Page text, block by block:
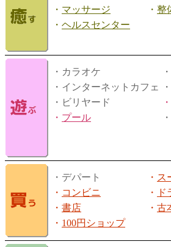
・ マッサージ ・ 整
・ ヘルスセンター
・カラオケ
・インターネットカフェ
・ビリヤード
・
・ プール
・デパート ・ ス
・ コンビニ ・
ド
・ 書店 ・ 古
・ 100円ショップ